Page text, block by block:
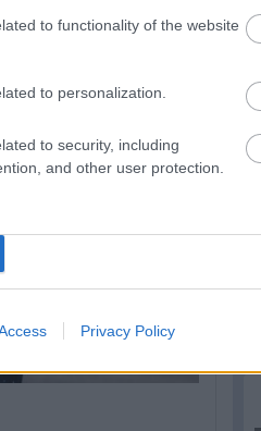
to functionality of the website
to personalization.
to security, including
and other user protection.
Privacy Policy